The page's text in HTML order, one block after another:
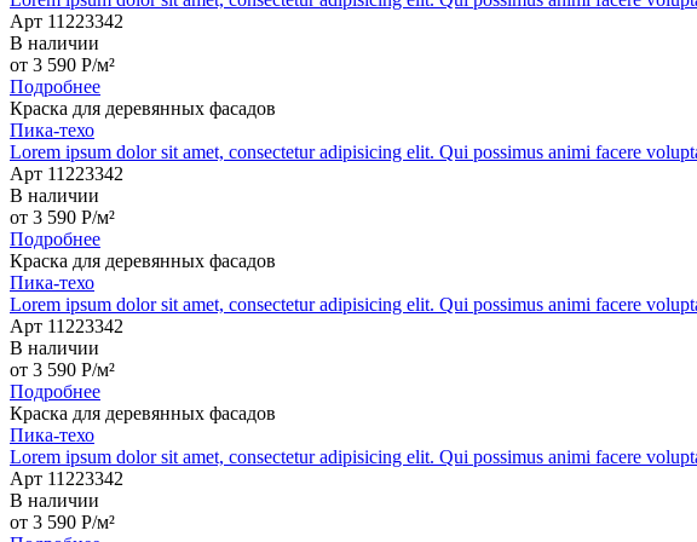
Арт 11223342
В наличии
от 3 590 P/м²
Подробнее
Краска для деревянных фасадов
Пика-техо
Lorem ipsum dolor sit amet, consectetur adipisicing elit. Qui possimus animi facere
Арт 11223342
В наличии
от 3 590 P/м²
Подробнее
Краска для деревянных фасадов
Пика-техо
Lorem ipsum dolor sit amet, consectetur adipisicing elit. Qui possimus animi facere
Арт 11223342
В наличии
от 3 590 P/м²
Подробнее
Краска для деревянных фасадов
Пика-техо
Lorem ipsum dolor sit amet, consectetur adipisicing elit. Qui possimus animi facere
Арт 11223342
В наличии
от 3 590 P/м²